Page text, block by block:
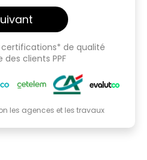
de qualité
des clients PPF
les agences et les travaux